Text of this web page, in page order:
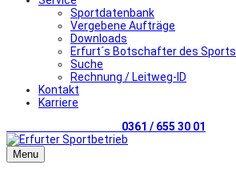
Sportdatenbank
Vergebene Aufträge
Downloads
Erfurt´s Botschafter des Sports
Suche
Rechnung / Leitweg-ID
Kontakt
Karriere
0361 / 655 30 01
Menu